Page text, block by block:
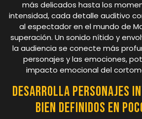
más delicados hasta los
intensidad, cada detalle auditivo
al espectador en el mundo de
superación. Un sonido nítido y
la audiencia se conecte más
personajes y las emociones,
impacto emocional del
Desarrolla personajes
bien definidos en